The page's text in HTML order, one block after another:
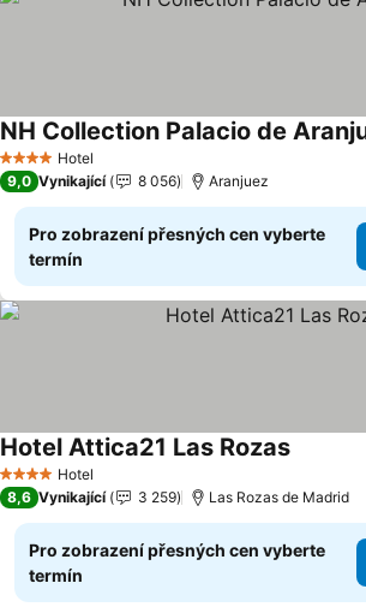
4 Počet hvězdiček
Hotel
NH Collection Palacio de
9,0 Vynikající 8 056 Aranjuez
Pro zobrazení přesných cen vyberte
termín
4 Počet hvězdiček
Hotel
Hotel Attica21 Las Rozas
8,6 Vynikající 3 259 Las Rozas de Madrid
Pro zobrazení přesných cen vyberte
termín